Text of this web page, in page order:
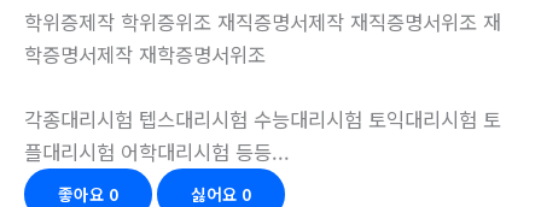
학위증제작 학위증위조 재직증명서제작 재직증명서위조 재
학증명서제작 재학증명서위조
각종대리시험 텝스대리시험 수능대리시험 토익대리시험 토
플대리시험 어학대리시험 등등...
좋아요 0 싫어요 0